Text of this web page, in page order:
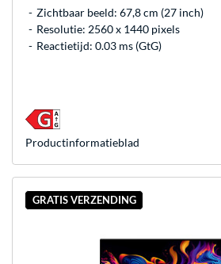
Zichtbaar beeld: 67,8 cm (27 inch)
Resolutie: 2560 x 1440 pixels
Reactietijd: 0.03 ms (GtG)
Product­informatieblad
GRATIS VERZENDING